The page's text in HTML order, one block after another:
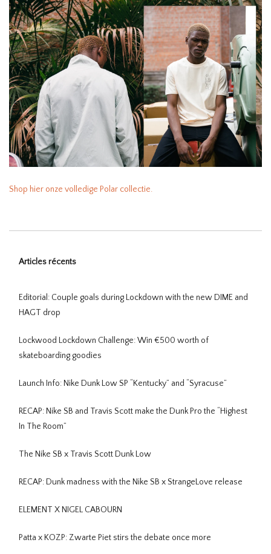
Shop hier onze volledige Polar collectie.
Articles récents
Editorial: Couple goals during Lockdown with the new DIME and
HAGT drop
Lockwood Lockdown Challenge: Win €500 worth of
skateboarding goodies
Launch Info: Nike Dunk Low SP “Kentucky” and “Syracuse”
RECAP: Nike SB and Travis Scott make the Dunk Pro the “Highest
In The Room”
The Nike SB x Travis Scott Dunk Low
RECAP: Dunk madness with the Nike SB x StrangeLove release
ELEMENT X NIGEL CABOURN
Patta x KOZP: Zwarte Piet stirs the debate once more